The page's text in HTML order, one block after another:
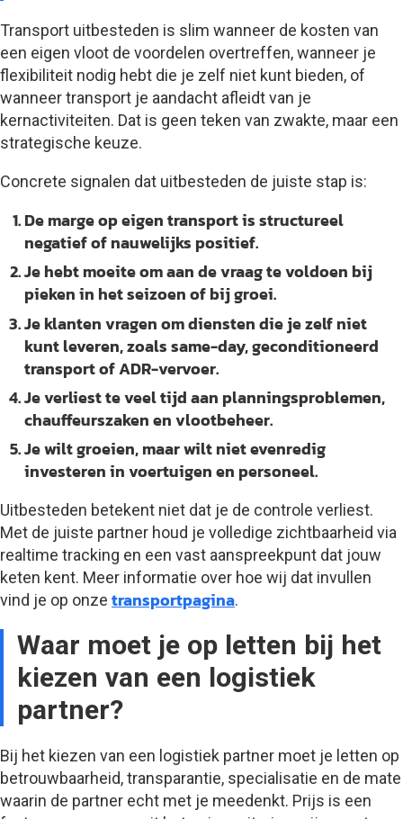
Transport uitbesteden is slim wanneer de kosten van
een eigen vloot de voordelen overtreffen, wanneer je
flexibiliteit nodig hebt die je zelf niet kunt bieden, of
wanneer transport je aandacht afleidt van je
kernactiviteiten. Dat is geen teken van zwakte, maar een
strategische keuze.
Concrete signalen dat uitbesteden de juiste stap is:
De marge op eigen transport is structureel
negatief of nauwelijks positief.
Je hebt moeite om aan de vraag te voldoen bij
pieken in het seizoen of bij groei.
Je klanten vragen om diensten die je zelf niet
kunt leveren, zoals same-day, geconditioneerd
transport of ADR-vervoer.
Je verliest te veel tijd aan planningsproblemen,
chauffeurszaken en vlootbeheer.
Je wilt groeien, maar wilt niet evenredig
investeren in voertuigen en personeel.
Uitbesteden betekent niet dat je de controle verliest.
Met de juiste partner houd je volledige zichtbaarheid via
realtime tracking en een vast aanspreekpunt dat jouw
keten kent. Meer informatie over hoe wij dat invullen
vind je op onze transportpagina.
Waar moet je op letten bij het
kiezen van een logistiek
partner?
Bij het kiezen van een logistiek partner moet je letten op
betrouwbaarheid, transparantie, specialisatie en de mate
waarin de partner echt met je meedenkt. Prijs is een